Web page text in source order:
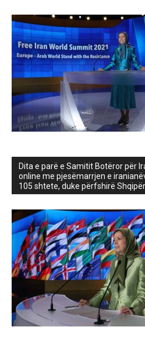
Dita e parë e Samitit Botëror për
online me pjesëmarrjen e
105 shtete, duke përfshirë